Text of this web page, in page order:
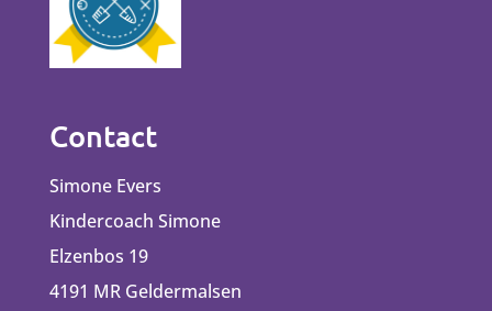
Contact
Simone Evers
Kindercoach Simone
Elzenbos 19
4191 MR Geldermalsen